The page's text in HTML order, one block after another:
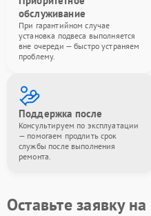
обслуживание
При гарантийном случае
установка подвеса выполняется
вне очереди — быстро устраняем
проблему.
Поддержка после
Консультируем по эксплуатации
— помогаем продлить срок
службы после выполнения
ремонта.
Оставьте заявку